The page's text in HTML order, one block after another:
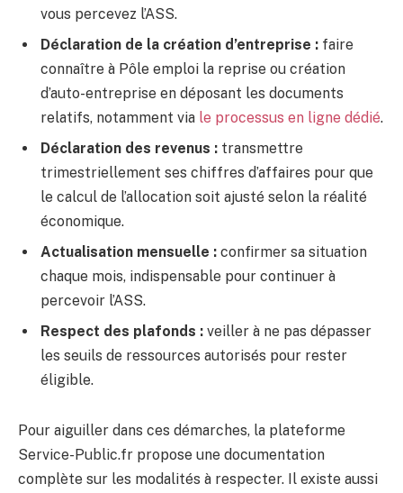
vous percevez l’ASS.
Déclaration de la création d’entreprise : faire
connaître à Pôle emploi la reprise ou création
d’auto-entreprise en déposant les documents
relatifs, notamment via le processus en ligne dédié.
Déclaration des revenus : transmettre
trimestriellement ses chiffres d’affaires pour que
le calcul de l’allocation soit ajusté selon la réalité
économique.
Actualisation mensuelle : confirmer sa situation
chaque mois, indispensable pour continuer à
percevoir l’ASS.
Respect des plafonds : veiller à ne pas dépasser
les seuils de ressources autorisés pour rester
éligible.
Pour aiguiller dans ces démarches, la plateforme
Service-Public.fr propose une documentation
complète sur les modalités à respecter. Il existe aussi